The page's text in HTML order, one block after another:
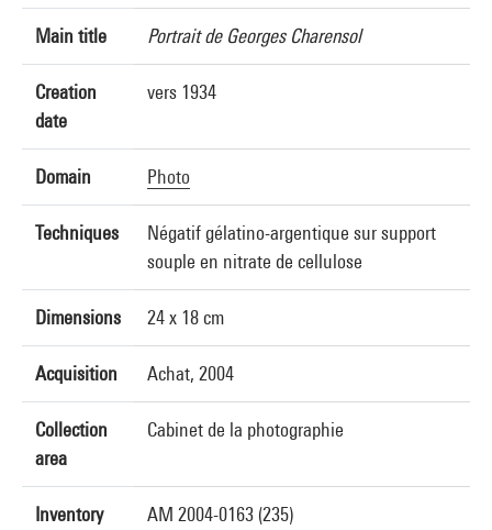
Main title Portrait de Georges Charensol
Creation
date
vers 1934
Domain Photo
Techniques
Négatif gélatino-argentique sur support
souple en nitrate de cellulose
Dimensions 24 x 18 cm
Acquisition Achat, 2004
Collection
area
Cabinet de la photographie
Inventory
AM 2004-0163 (235)